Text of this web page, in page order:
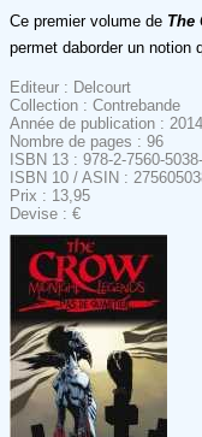
Ce premier volume de The
permet daborder un
Editeur : Delcourt
Collection : Contrebande
Année de publication : 2014
Nombre de pages : 96
ISBN 13 : 978-2-7560-
ISBN 10 / ASIN :
Prix : 13,95
Devise : €